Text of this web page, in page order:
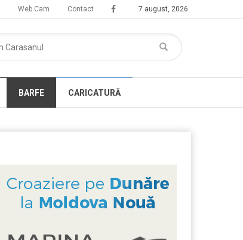
7 august, 2026
Web Cam Contact
BARFE CARICATURĂ